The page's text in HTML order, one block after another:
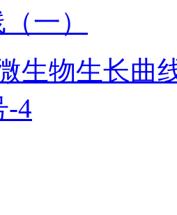
一）
生物生长曲
-4